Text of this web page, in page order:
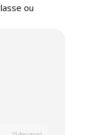
ou
la
et plus
et
et